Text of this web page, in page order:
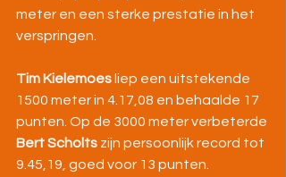
meter en een sterke prestatie in het
verspringen.
Tim Kielemoes liep een uitstekende
1500 meter in 4.17,08 en behaalde 17
punten. Op de 3000 meter verbeterde
Bert Scholts zijn persoonlijk record tot
9.45,19, goed voor 13 punten.